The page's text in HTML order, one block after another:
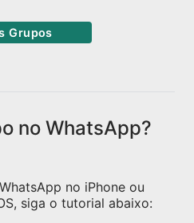
Grupos
no WhatsApp?
no iPhone ou
siga o tutorial abaixo: